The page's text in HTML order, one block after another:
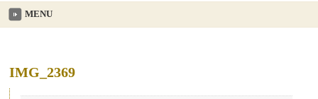
MENU
IMG_2369